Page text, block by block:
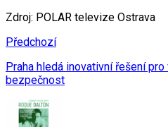
Zdroj: POLAR televize Ostrava
Předchozí
Praha hledá inovativní řešení
bezpečnost